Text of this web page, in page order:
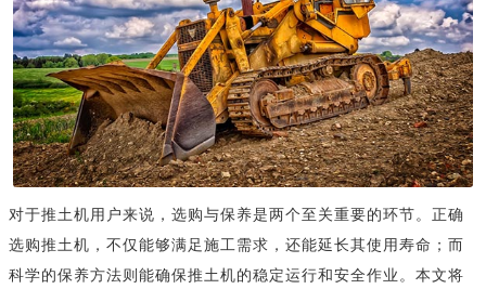
对于推土机用户来说，选购与保养是两个至关重要的环节。正确
选购推土机，不仅能够满足施工需求，还能延长其使用寿命；而
科学的保养方法则能确保推土机的稳定运行和安全作业。本文将